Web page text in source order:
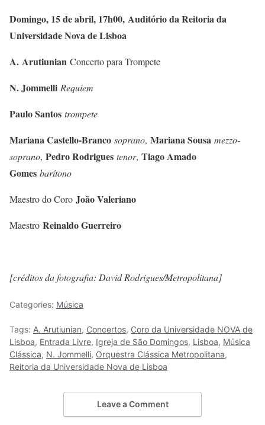
Domingo, 15 de abril, 17h00, Auditório da Reitoria da
Universidade Nova de Lisboa
A. Arutiunian Concerto para Trompete
N. Jommelli Requiem
Paulo Santos trompete
Mariana Castello-Branco soprano, Mariana Sousa mezzo-
soprano, Pedro Rodrigues tenor, Tiago Amado
Gomes barítono
Maestro do Coro João Valeriano
Maestro Reinaldo Guerreiro
[créditos da fotografia: David Rodrigues/Metropolitana]
Categories: Música
Tags: A. Arutiunian, Concertos, Coro da Universidade NOVA de
Lisboa, Entrada Livre, Igreja de São Domingos, Lisboa, Música
Clássica, N. Jommelli, Orquestra Clássica Metropolitana,
Reitoria da Universidade Nova de Lisboa
Leave a Comment